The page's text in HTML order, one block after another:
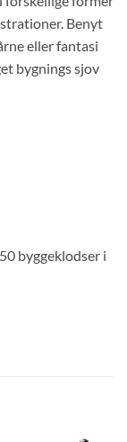
Benyt
eller fantasi
bygnings sjov
byggeklodser i